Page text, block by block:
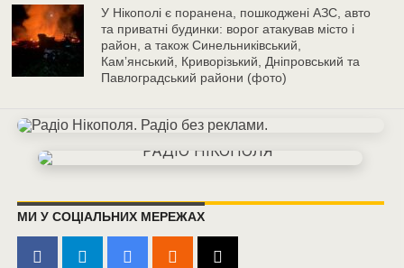
У Нікополі є поранена, пошкоджені АЗС, авто
та приватні будинки: ворог атакував місто і
район, а також Синельниківський,
Камʼянський, Криворізький, Дніпровський та
Павлоградський райони (фото)
МИ У СОЦІАЛЬНИХ МЕРЕЖАХ